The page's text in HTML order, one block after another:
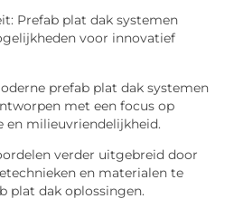
Prefab plat dak systemen
voor innovatief
prefab plat dak systemen
met een focus op
en milieuvriendelijkheid.
verder uitgebreid door
en materialen te
plat dak oplossingen.